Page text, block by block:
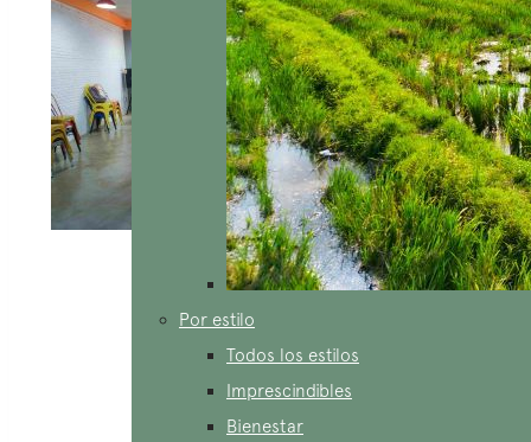
Por estilo
Todos los estilos
Imprescindibles
Bienestar
Formación del personal
La agencia capacita regularmente a sus guías y
asesores de viajes en los principios del
, las mejores prácticas a adoptar y las